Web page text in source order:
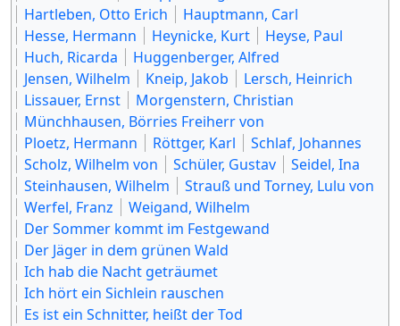
Hartleben, Otto Erich
Hauptmann, Carl
Hesse, Hermann
Heynicke, Kurt
Heyse, Paul
Huch, Ricarda
Huggenberger, Alfred
Jensen, Wilhelm
Kneip, Jakob
Lersch, Heinrich
Lissauer, Ernst
Morgenstern, Christian
Münchhausen, Börries Freiherr von
Ploetz, Hermann
Röttger, Karl
Schlaf, Johannes
Scholz, Wilhelm von
Schüler, Gustav
Seidel, Ina
Steinhausen, Wilhelm
Strauß und Torney, Lulu von
Werfel, Franz
Weigand, Wilhelm
Der Sommer kommt im Festgewand
Der Jäger in dem grünen Wald
Ich hab die Nacht geträumet
Ich hört ein Sichlein rauschen
Es ist ein Schnitter, heißt der Tod